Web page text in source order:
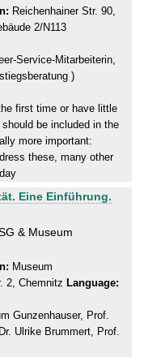
Reichenhainer Str. 90,
2/N113
Service-Mitarbeiterin,
)
first time or have little
be included in the
more important:
these, many other
Eine Einführung.
& Museum
Museum
2, Chemnitz Language:
Gunzenhauser, Prof.
Ulrike Brummert, Prof.